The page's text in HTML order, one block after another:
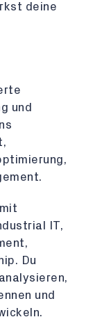
deine
und
IT,
Du
und